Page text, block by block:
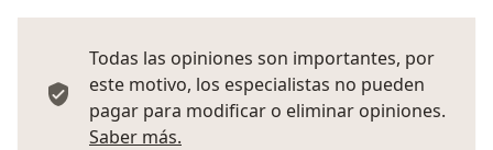
Todas las opiniones son importantes, por
este motivo, los especialistas no pueden
pagar para modificar o eliminar opiniones.
Saber más.